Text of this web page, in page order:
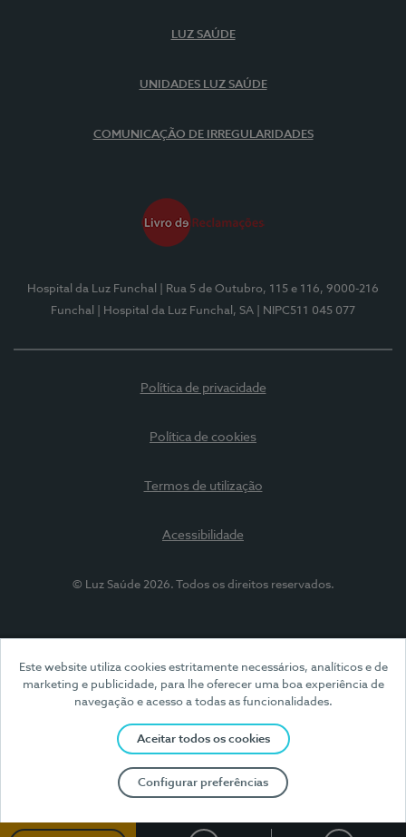
Este website utiliza cookies estritamente necessários, analíticos e de
marketing e publicidade, para lhe oferecer uma boa experiência de
navegação e acesso a todas as funcionalidades.
Aceitar todos os cookies
Configurar preferências
LUZ SAÚDE
UNIDADES LUZ SAÚDE
COMUNICAÇÃO DE IRREGULARIDADES
Hospital da Luz Funchal
| Rua 5 de Outubro, 115 e 116, 9000-216
Funchal
| Hospital da Luz Funchal, SA | NIPC511 045 077
Política de privacidade
Política de cookies
Termos de utilização
Acessibilidade
© Luz Saúde 2026. Todos os direitos reservados.